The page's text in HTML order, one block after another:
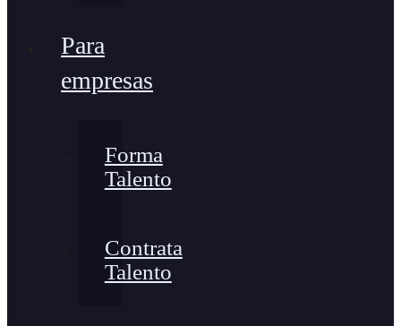
Para
empresas
Forma
Talento
Contrata
Talento